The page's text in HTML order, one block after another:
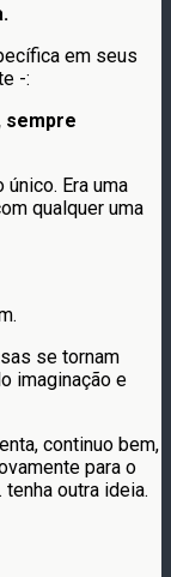
em seus
-:
sempre
Era uma
qualquer uma
se tornam
imaginação e
continuo bem,
para o
outra ideia.